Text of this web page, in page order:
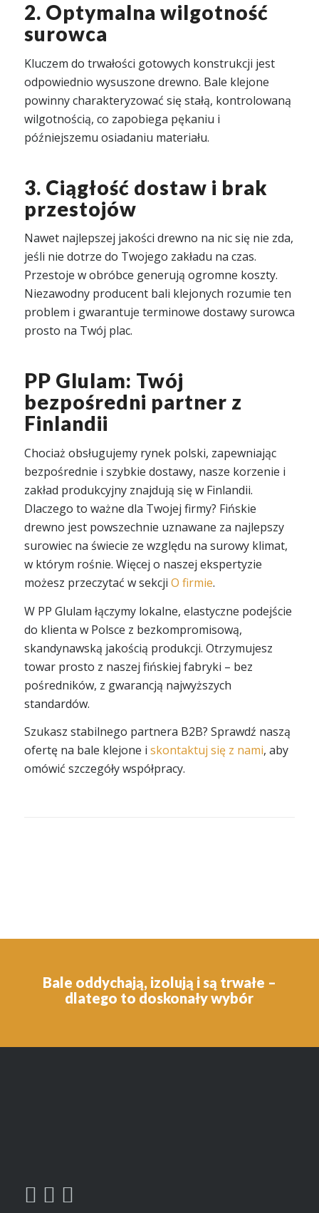
2. Optymalna wilgotność
surowca
Kluczem do trwałości gotowych konstrukcji jest
odpowiednio wysuszone drewno. Bale klejone
powinny charakteryzować się stałą, kontrolowaną
wilgotnością, co zapobiega pękaniu i
późniejszemu osiadaniu materiału.
3. Ciągłość dostaw i brak
przestojów
Nawet najlepszej jakości drewno na nic się nie zda,
jeśli nie dotrze do Twojego zakładu na czas.
Przestoje w obróbce generują ogromne koszty.
Niezawodny producent bali klejonych rozumie ten
problem i gwarantuje terminowe dostawy surowca
prosto na Twój plac.
PP Glulam: Twój
bezpośredni partner z
Finlandii
Chociaż obsługujemy rynek polski, zapewniając
bezpośrednie i szybkie dostawy, nasze korzenie i
zakład produkcyjny znajdują się w Finlandii.
Dlaczego to ważne dla Twojej firmy? Fińskie
drewno jest powszechnie uznawane za najlepszy
surowiec na świecie ze względu na surowy klimat,
w którym rośnie. Więcej o naszej ekspertyzie
możesz przeczytać w sekcji O firmie.
W PP Glulam łączymy lokalne, elastyczne podejście
do klienta w Polsce z bezkompromisową,
skandynawską jakością produkcji. Otrzymujesz
towar prosto z naszej fińskiej fabryki – bez
pośredników, z gwarancją najwyższych
standardów.
Szukasz stabilnego partnera B2B? Sprawdź naszą
ofertę na bale klejone i skontaktuj się z nami, aby
omówić szczegóły współpracy.
Bale oddychają, izolują i są trwałe –
dlatego to doskonały wybór